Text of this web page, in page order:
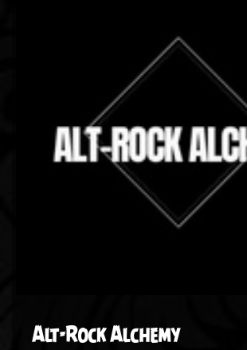
Alt-Rock Alchemy